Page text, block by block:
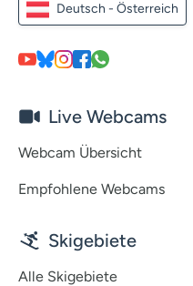
Deutsch - Österreich
Live Webcams
Webcam Übersicht
Empfohlene Webcams
Skigebiete
Alle Skigebiete